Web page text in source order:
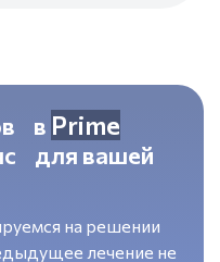
в Prime
для вашей
на решении
лечение не